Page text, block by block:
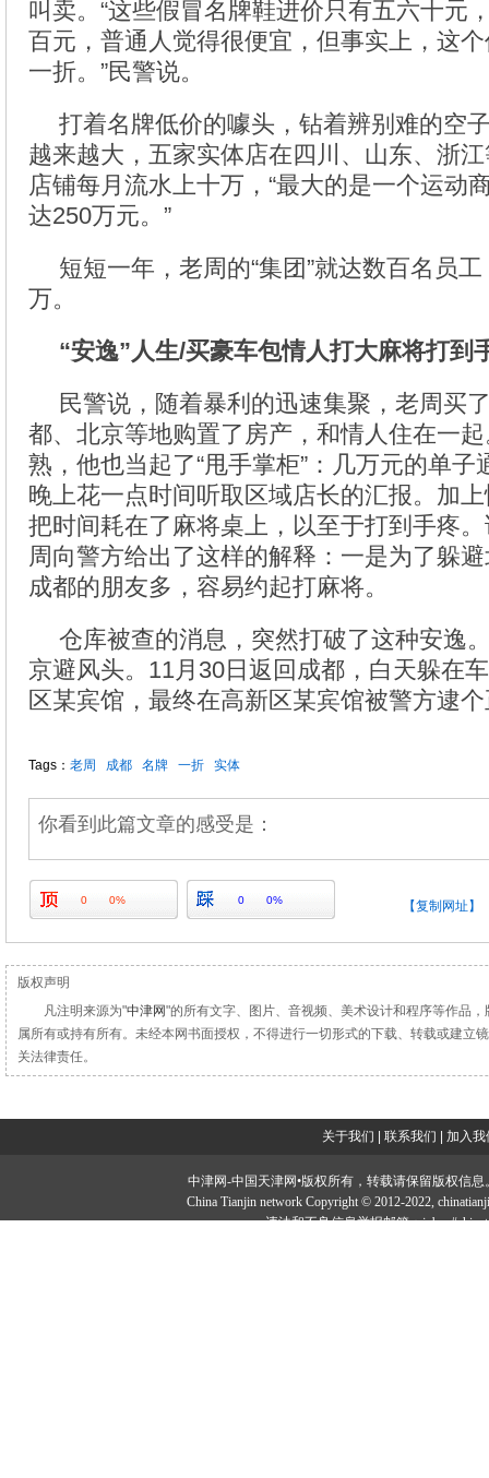
叫卖。“这些假冒名牌鞋进价只有五六十元
百元，普通人觉得很便宜，但事实上，这
一折。”民警说。
打着名牌低价的噱头，钻着辨别难的空
越来越大，五家实体店在四川、山东、浙
店铺每月流水上十万，“最大的是一个运动
达250万元。”
短短一年，老周的“集团”就达数百名员
万。
“安逸”人生/买豪车包情人打大麻将打到
民警说，随着暴利的迅速集聚，老周买
都、北京等地购置了房产，和情人住在一
熟，他也当起了“甩手掌柜”：几万元的单
晚上花一点时间听取区域店长的汇报。加
把时间耗在了麻将桌上，以至于打到手疼
周向警方给出了这样的解释：一是为了躲
成都的朋友多，容易约起打麻将。
仓库被查的消息，突然打破了这种安逸
京避风头。11月30日返回成都，白天躲在
区某宾馆，最终在高新区某宾馆被警方逮
Tags： 老周 成都 名牌 一折 实体
你看到此篇文章的感受是：
0 0% 0 0% 【复制网址】
版权声明
凡注明来源为"中津网"的所有文字、图片、音视频、美术设计和程序等作品
属所有或持有所有。未经本网书面授权，不得进行一切形式的下载、转载或建立
关法律责任。
关于我们 联系我们 加入我
中津网-中国天津网•版权所有，转载请保留版权信息
China Tianjin network Copyright © 2012-2022,
违法和不良信息举报邮箱：